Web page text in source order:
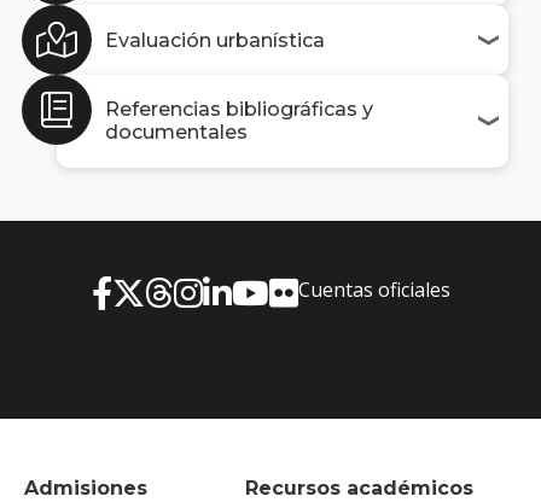
Evaluación urbanística
Referencias bibliográficas y
documentales
Admisiones Recursos académicos
Cuentas oficiales